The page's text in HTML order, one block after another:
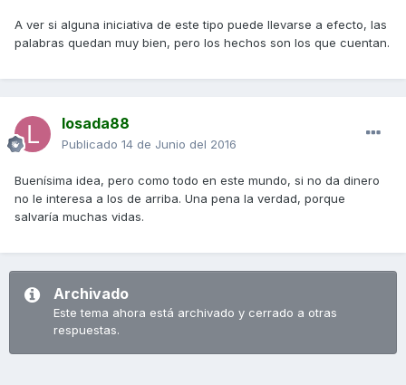
A ver si alguna iniciativa de este tipo puede llevarse a efecto, las
palabras quedan muy bien, pero los hechos son los que cuentan.
losada88
Publicado 14 de Junio del 2016
Buenísima idea, pero como todo en este mundo, si no da dinero
no le interesa a los de arriba. Una pena la verdad, porque
salvaría muchas vidas.
Archivado
Este tema ahora está archivado y cerrado a otras
respuestas.